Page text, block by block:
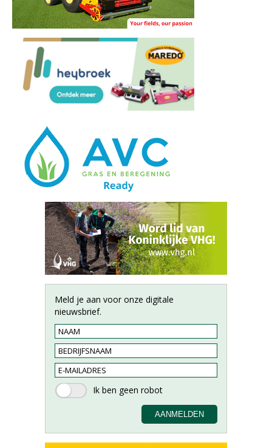
Meld je aan voor onze digitale
nieuwsbrief.